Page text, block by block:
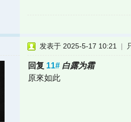
发表于 2025-5-17 10:21 |
回复 11# 白露为霜
原來如此